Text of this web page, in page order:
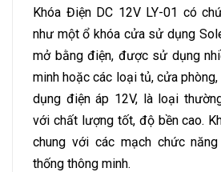
Khóa Điện DC 12V LY-01 có
như một ổ khóa cửa sử dụng
mở bằng điện, được sử dụng
minh hoặc các loại tủ, cửa phòng,
dụng điện áp 12V, là loại
với chất lượng tốt, độ bền cao.
chung với các mạch chức
thống thông minh.